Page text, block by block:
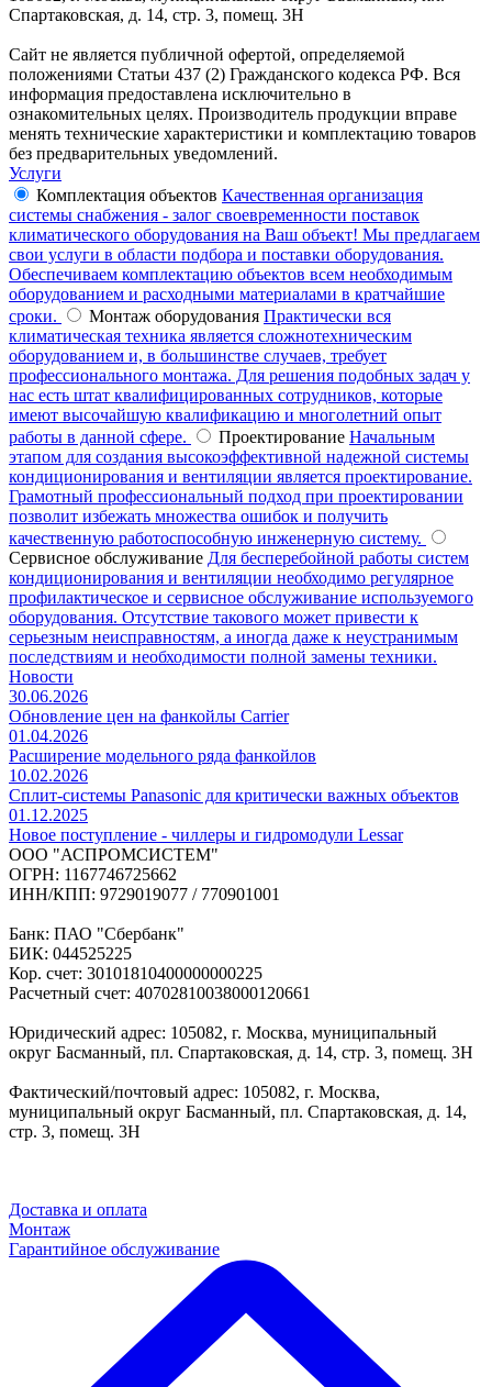
Спартаковская, д. 14, стр. 3, помещ. 3Н
Сайт не является публичной офертой, определяемой
положениями Статьи 437 (2) Гражданского кодекса РФ. Вся
информация предоставлена исключительно в
ознакомительных целях. Производитель продукции вправе
менять технические характеристики и комплектацию товаров
без предварительных уведомлений.
Услуги
Комплектация объектов Качественная организация
системы снабжения - залог своевременности поставок
климатического оборудования на Ваш объект! Мы предлагаем
свои услуги в области подбора и поставки оборудования.
Обеспечиваем комплектацию объектов всем необходимым
оборудованием и расходными материалами в кратчайшие
сроки.
Монтаж оборудования Практически вся
климатическая техника является сложнотехническим
оборудованием и, в большинстве случаев, требует
профессионального монтажа. Для решения подобных задач у
нас есть штат квалифицированных сотрудников, которые
имеют высочайшую квалификацию и многолетний опыт
работы в данной сфере.
Проектирование Начальным
этапом для создания высокоэффективной надежной системы
кондиционирования и вентиляции является проектирование.
Грамотный профессиональный подход при проектировании
позволит избежать множества ошибок и получить
качественную работоспособную инженерную систему.
Сервисное обслуживание Для бесперебойной работы систем
кондиционирования и вентиляции необходимо регулярное
профилактическое и сервисное обслуживание используемого
оборудования. Отсутствие такового может привести к
серьезным неисправностям, а иногда даже к неустранимым
последствиям и необходимости полной замены техники.
Новости
30.06.2026
Обновление цен на фанкойлы Carrier
01.04.2026
Расширение модельного ряда фанкойлов
10.02.2026
Сплит-системы Panasonic для критически важных объектов
01.12.2025
Новое поступление - чиллеры и гидромодули Lessar
ООО "АСПРОМСИСТЕМ"
ОГРН: 1167746725662
ИНН/КПП: 9729019077 / 770901001
Банк: ПАО "Сбербанк"
БИК: 044525225
Кор. счет: 30101810400000000225
Расчетный счет: 40702810038000120661
Юридический адрес: 105082, г. Москва, муниципальный
округ Басманный, пл. Спартаковская, д. 14, стр. 3, помещ. 3Н
Фактический/почтовый адрес: 105082, г. Москва,
муниципальный округ Басманный, пл. Спартаковская, д. 14,
стр. 3, помещ. 3Н
Доставка и оплата
Монтаж
Гарантийное обслуживание